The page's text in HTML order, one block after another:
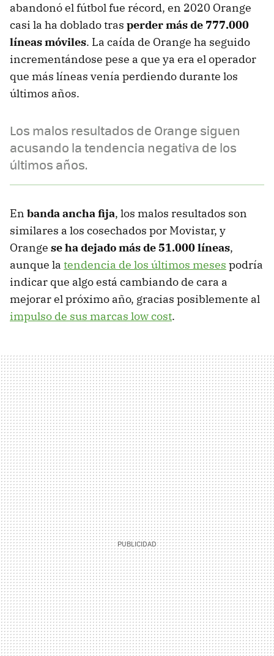
abandonó el fútbol fue récord, en 2020 Orange
casi la ha doblado tras perder más de 777.000
líneas móviles. La caída de Orange ha seguido
incrementándose pese a que ya era el operador
que más líneas venía perdiendo durante los
últimos años.
Los malos resultados de Orange siguen
acusando la tendencia negativa de los
últimos años.
En banda ancha fija, los malos resultados son
similares a los cosechados por Movistar, y
Orange se ha dejado más de 51.000 líneas,
aunque la tendencia de los últimos meses podría
indicar que algo está cambiando de cara a
mejorar el próximo año, gracias posiblemente al
impulso de sus marcas low cost.